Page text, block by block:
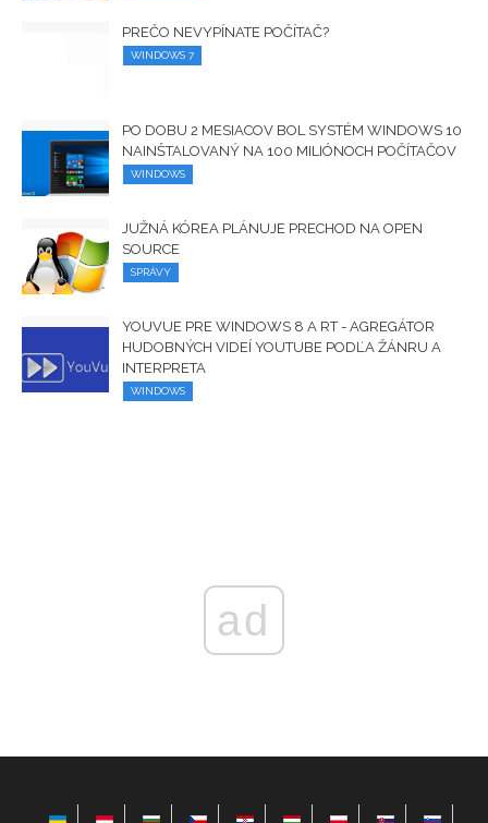
PREČO NEVYPÍNATE POČÍTAČ?
WINDOWS 7
PO DOBU 2 MESIACOV BOL SYSTÉM WINDOWS 10
NAINŠTALOVANÝ NA 100 MILIÓNOCH POČÍTAČOV
WINDOWS
JUŽNÁ KÓREA PLÁNUJE PRECHOD NA OPEN
SOURCE
SPRÁVY
YOUVUE PRE WINDOWS 8 A RT - AGREGÁTOR
HUDOBNÝCH VIDEÍ YOUTUBE PODĽA ŽÁNRU A
INTERPRETA
WINDOWS
ad